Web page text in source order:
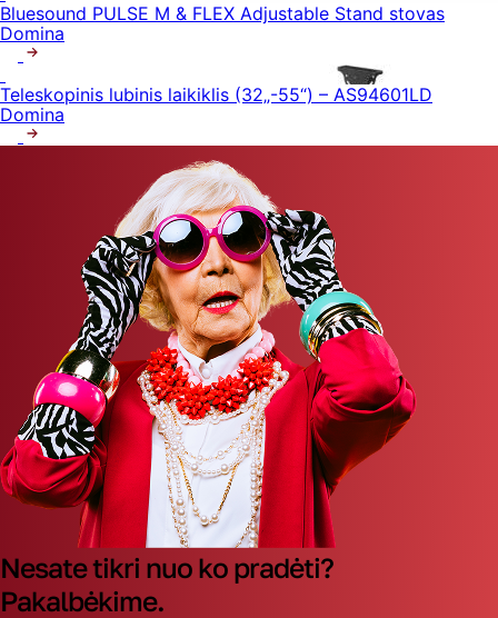
Bluesound PULSE M & FLEX Adjustable Stand stovas
Domina
Teleskopinis lubinis laikiklis (32„-55“) – AS94601LD
Domina
Nesate tikri nuo ko pradėti?
Pakalbėkime.